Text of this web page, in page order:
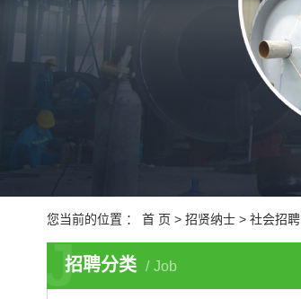
您当前的位置 ： 首 页 > 招贤纳士 > 社会招聘
招聘分类 Job
J